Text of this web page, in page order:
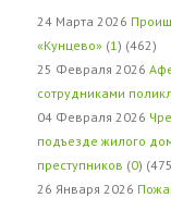
24 Марта 2026
«Кунцево» (1 ) (462)
25 Февраля 2026
сотрудниками
04 Февраля 2026
подъезде жилого
преступников (0)
26 Января 2026